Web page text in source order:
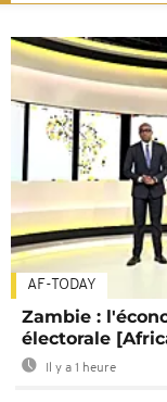
AF-TODAY
Zambie :
électorale
Il y a 1 heure